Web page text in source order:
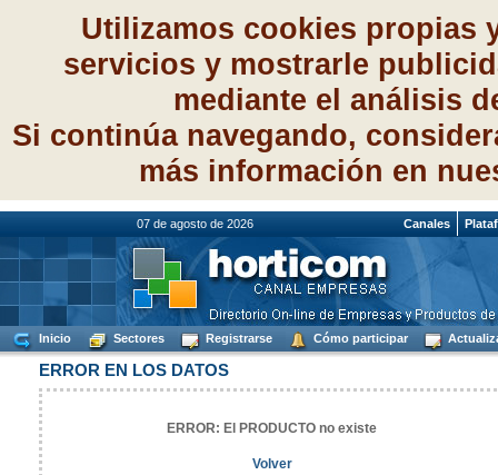
Utilizamos cookies propias
servicios y mostrarle
mediante el análisis
Si continúa navegando,
más información en
07 de agosto de 2026 Canales
Inicio Sectores Registrarse Cómo participar
ERROR EN LOS DATOS
ERROR: El PRODUCTO no existe
Volver